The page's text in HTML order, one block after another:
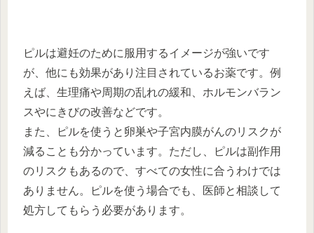
ピルは避妊のために服用するイメージが強いです
が、他にも効果があり注目されているお薬です。例
えば、生理痛や周期の乱れの緩和、ホルモンバラン
スやにきびの改善などです。
また、ピルを使うと卵巣や子宮内膜がんのリスクが
減ることも分かっています。ただし、ピルは副作用
のリスクもあるので、すべての女性に合うわけでは
ありません。ピルを使う場合でも、医師と相談して
処方してもらう必要があります。